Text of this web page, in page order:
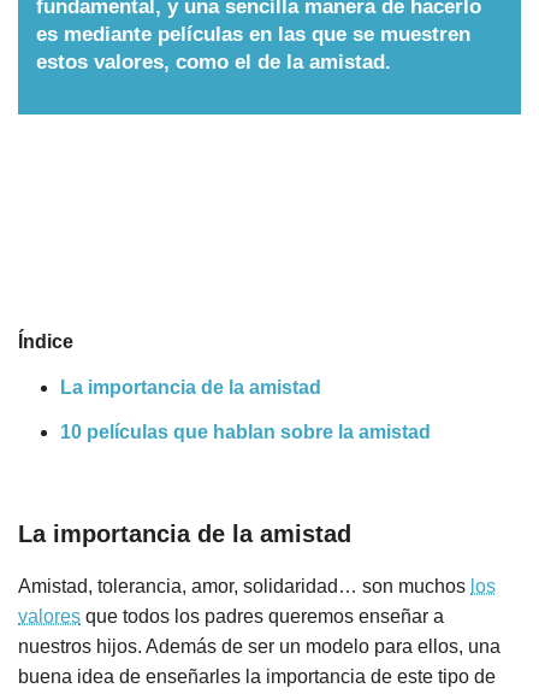
Nombres
Cuentos
fundamental, y una sencilla manera de hacerlo
es mediante películas en las que se muestren
estos valores, como el de la amistad.
Índice
La importancia de la amistad
10 películas que hablan sobre la amistad
La importancia de la amistad
Amistad, tolerancia, amor, solidaridad… son muchos los
valores que todos los padres queremos enseñar a
nuestros hijos. Además de ser un modelo para ellos, una
buena idea de enseñarles la importancia de este tipo de